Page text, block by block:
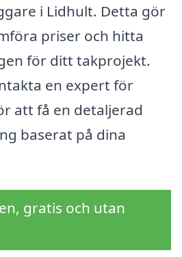
i Lidhult. Detta gör
priser och hitta
för ditt takprojekt.
en expert för
att få en detaljerad
baserat på dina
gratis och utan